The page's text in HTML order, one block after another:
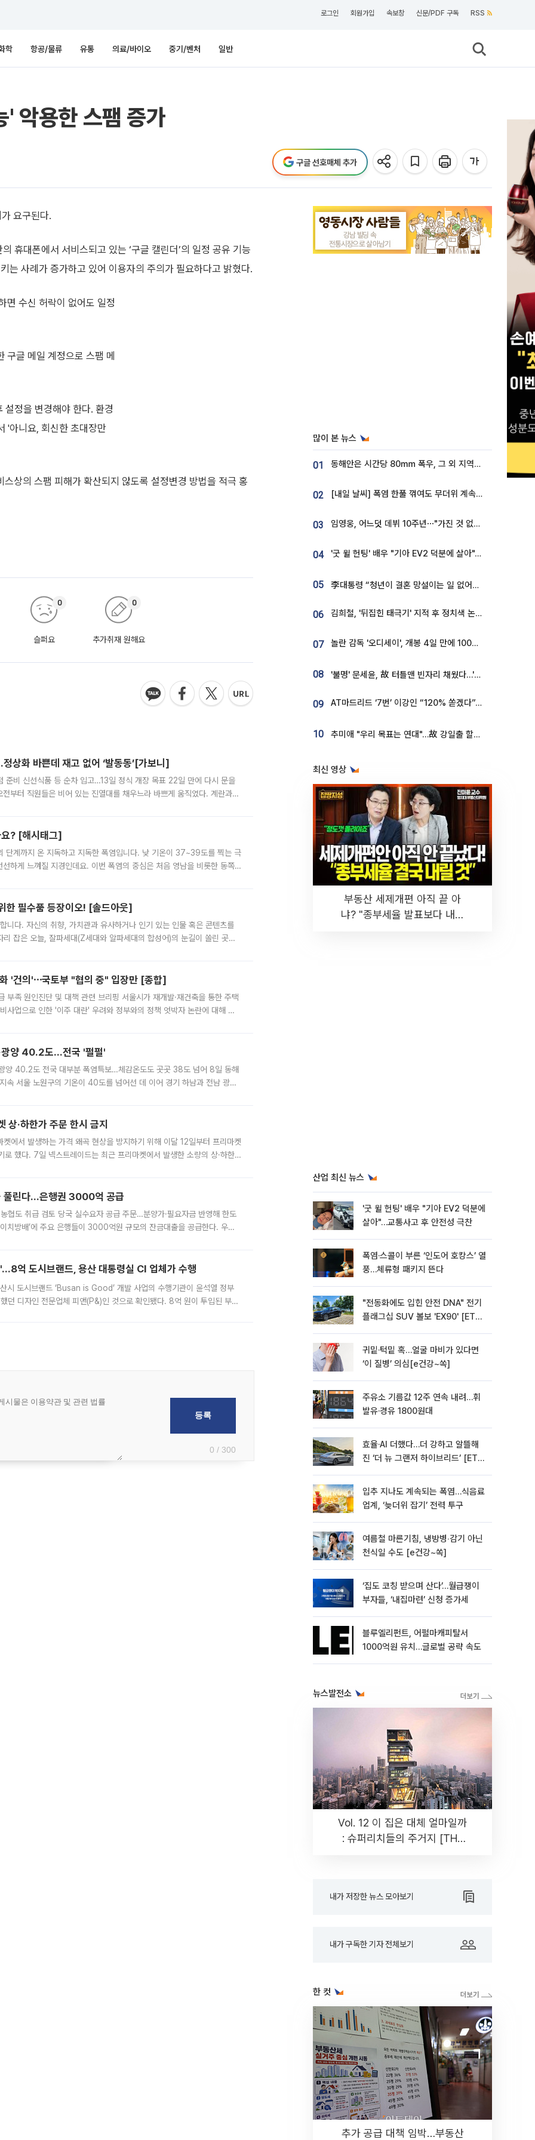
로그인 회원가입 속보창 신문/PDF 구독 RSS
학 항공/물류 유통 의료/바이오 중기/벤처 일반
' 악용한 스팸 증가
구글 선호매체 추가
요구된다.
휴대폰에서 서비스되고 있는 ‘구글 캘린더’의 일정 공유 기능
는 사례가 증가하고 있어 이용자의 주의가 필요하다고 밝혔다.
면 수신 허락이 없어도 일정
구글 메일 계정으로 스팸 메
정을 변경해야 한다. 환경
'아니요, 회신한 초대장만
상의 스팸 피해가 확산되지 않도록 설정변경 방법을 적극 홍
슬퍼요
0
추가취재 원해요
0
상화 바쁜데 재고 없어 ‘발동동’[가보니]
준비 신선식품 등 순차 입고…13일 정식 개장 목표 22일 만에 다시 문을
부터 직원들은 비어 있는 진열대를 채우느라 바쁘게 움직였다. 계란과
? [해시태그]
단계까지 온 지독하고 지독한 폭염입니다. 낮 기온이 37~39도를 찍는 극
하게 느껴질 지경인데요. 이번 폭염의 중심은 처음 영남을 비롯한 동쪽
한 필수품 등장이오! [솔드아웃]
니다. 자신의 취향, 가치관과 유사하거나 인기 있는 인물 혹은 콘텐츠를
잡은 오늘, 잘파세대(Z세대와 알파세대의 합성어)의 눈길이 쏠린 곳은
'건의'⋯국토부 "협의 중" 입장만 [종합]
부족 원인진단 및 대책 관련 브리핑 서울시가 재개발·재건축을 통한 주택
사업으로 인한 '이주 대란' 우려와 정부와의 정책 엇박자 논란에 대해 정
양 40.2도…전국 '펄펄'
40.2도 전국 대부분 폭염특보…체감온도도 곳곳 38도 넘어 8일 동해
속 서울 노원구의 기온이 40도를 넘어선 데 이어 경기 하남과 전남 광양
상·하한가 주문 한시 금지
에서 발생하는 가격 왜곡 현상을 방지하기 위해 이달 12일부터 프리마켓
로 했다. 7일 넥스트레이드는 최근 프리마켓에서 발생한 소량의 상·하한
풀린다…은행권 3000억 공급
협도 취급 검토 당국 실수요자 공급 주문…분양가·필요자금 반영해 한도
치방배’에 주요 은행들이 3000억원 규모의 잔금대출을 공급한다. 우리
도시브랜드, 용산 대통령실 CI 업체가 수행
시 도시브랜드 ‘Busan is Good’ 개발 사업의 수행기관이 윤석열 정부
던 디자인 전문업체 피앤(P&)인 것으로 확인됐다. 8억 원이 투입된 부산
0 / 300
많이 본 뉴스
01 동해안은 시간당 80㎜ 폭우, 그 외 지역은 폭염…‘극과 극 날씨’
02 [내일 날씨] 폭염 한풀 꺾여도 무더위 계속⋯동해안 이틀 연속 비
03 임영웅, 어느덧 데뷔 10주년⋯"가진 것 없던 시절, 내 앞엔 20명의 팬뿐"
04 '굿 윌 헌팅' 배우 "기아 EV2 덕분에 살아"…교통사고 후 안전성 극찬
05 李대통령 “청년이 결혼 망설이는 일 없어야...제도상 불이익 조사”
06 김희철, '뒤집힌 태극기' 지적 후 정치색 논란…"좌우 떠나 우리나라 국기"
07 놀란 감독 '오디세이', 개봉 4일 만에 100만 돌파⋯'왕사남' 보다 빠르다
08 '불명' 문세윤, 故 터틀맨 빈자리 채웠다…'거북이' 눈물의 최종 우승
09 AT마드리드 ‘7번’ 이강인 “120% 쏟겠다”⋯시메오네 감독 “필요한 선수”
10 추미애 "우리 목표는 연대"…故 강일출 할머니 흉상 제막
최신 영상
부동산 세제개편 아직 끝 아
냐? "종부세율 발표보다 내릴
산업 최신 뉴스
'굿 윌 헌팅' 배우 "기아 EV2 덕분에
살아"…교통사고 후 안전성 극찬
폭염·스콜이 부른 ‘인도어 호캉스’ 열
풍…체류형 패키지 뜬다
"전동화에도 입힌 안전 DNA" 전기
플래그십 SUV 볼보 'EX90' [ET의
귀밑·턱밑 혹…얼굴 마비가 있다면
‘이 질병’ 의심[e건강~쏙]
주유소 기름값 12주 연속 내려…휘
발유·경유 1800원대
효율·AI 더했다…더 강하고 알뜰해
진 ‘더 뉴 그랜저 하이브리드’ [ET의
입추 지나도 계속되는 폭염…식음료
업계, ‘늦더위 잡기’ 전력 투구
여름철 마른기침, 냉방병‧감기 아닌
천식일 수도 [e건강~쏙]
‘집도 코칭 받으며 산다’…월급쟁이
부자들, ‘내집마련’ 신청 증가세
블루엘리펀트, 어펄마캐피탈서
1000억원 유치…글로벌 공략 속도
뉴스발전소
Vol. 12 이 집은 대체 얼마일까
: 슈퍼리치들의 주거지 [THE
내가 저장한 뉴스 모아보기
내가 구독한 기자 전체보기
한 컷
추가 공급 대책 임박…부동산